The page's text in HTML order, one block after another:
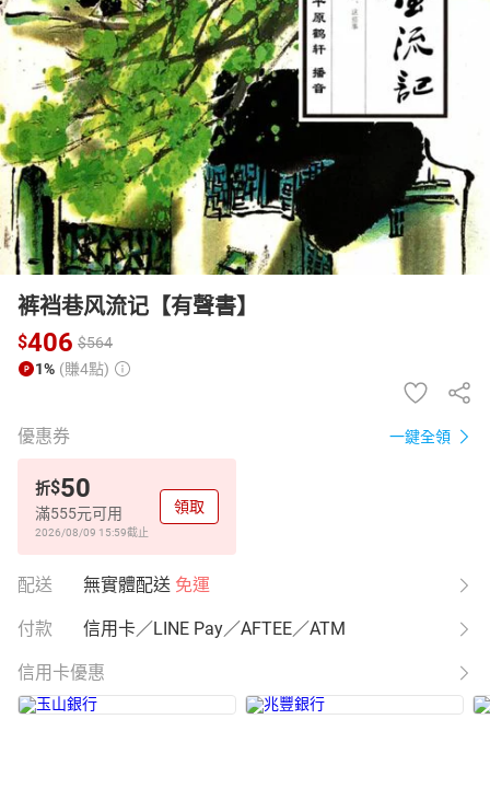
女裝 男裝 化妝保養 情趣用品
日本購物 電子/紙本書
HOT
裤裆巷风流记【有聲書】
$406 $564
1% (賺4點)
優惠券 一鍵全領
折$50
滿555元可用
2026/08/09 15:59截止
領取
配送 無實體配送 免運
付款 信用卡／LINE Pay／AFTEE／ATM
信用卡優惠